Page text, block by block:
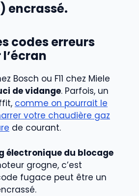
encrassé.
codes erreurs
Bosch ou F11 chez Miele
de vidange. Parfois, un
comme on pourrait le
votre chaudière gaz
de courant.
électronique du blocage
grogne, c’est
fugace peut être un